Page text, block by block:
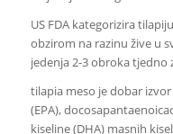
US FDA kategorizira
obzirom na razinu žive u
jedenja 2-3 obroka tjedno
tilapia meso je dobar
(EPA),
kiseline (DHA) masnih